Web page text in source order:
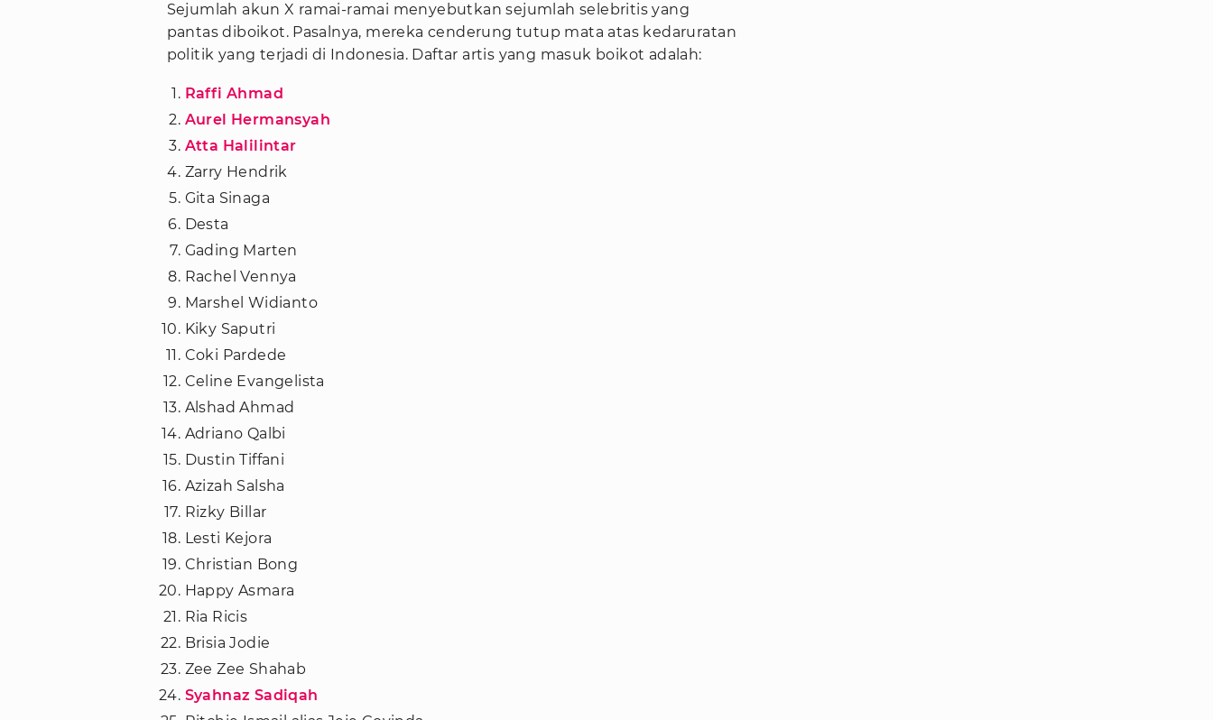
Sejumlah akun X ramai-ramai menyebutkan sejumlah selebritis yang
pantas diboikot. Pasalnya, mereka cenderung tutup mata atas kedaruratan
politik yang terjadi di Indonesia. Daftar artis yang masuk boikot adalah:
Raffi Ahmad
Aurel Hermansyah
Atta Halilintar
Zarry Hendrik
Gita Sinaga
Desta
Gading Marten
Rachel Vennya
Marshel Widianto
Kiky Saputri
Coki Pardede
Celine Evangelista
Alshad Ahmad
Adriano Qalbi
Dustin Tiffani
Azizah Salsha
Rizky Billar
Lesti Kejora
Christian Bong
Happy Asmara
Ria Ricis
Brisia Jodie
Zee Zee Shahab
Syahnaz Sadiqah